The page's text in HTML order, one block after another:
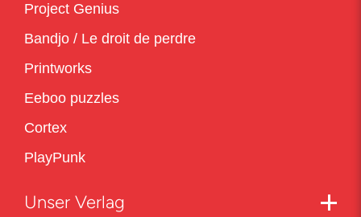
Project Genius
Bandjo / Le droit de perdre
Printworks
Eeboo puzzles
Cortex
PlayPunk
Unser Verlag